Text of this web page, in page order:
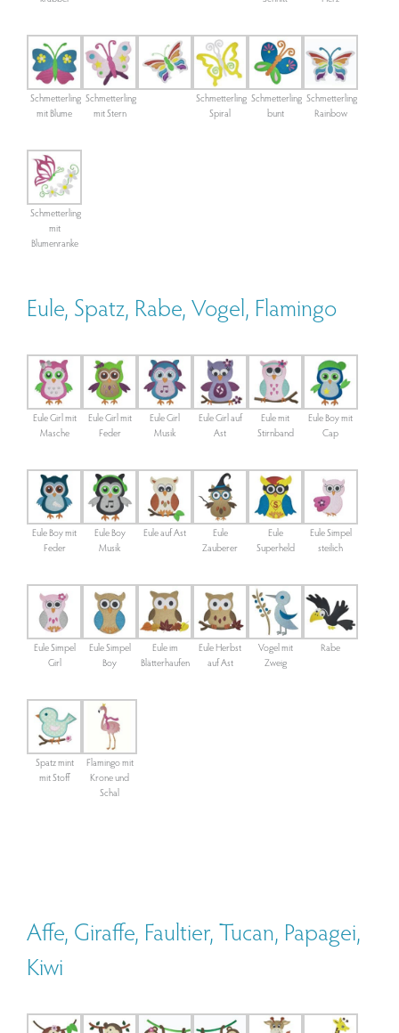
Schmetterling
mit Blume
Schmetterling
mit Stern
Schmetterling
Spiral
Schmetterling
bunt
Schmetterling
Rainbow
Schmetterling
mit
Blumenranke
Eule, Spatz, Rabe, Vogel, Flamingo
Eule Girl mit
Masche
Eule Girl mit
Feder
Eule Girl
Musik
Eule Girl auf
Ast
Eule mit
Stirnband
Eule Boy mit
Cap
Eule Boy mit
Feder
Eule Boy
Musik
Eule auf Ast
Eule
Zauberer
Eule
Superheld
Eule Simpel
steilich
Eule Simpel
Girl
Eule Simpel
Boy
Eule im
Blätterhaufen
Eule Herbst
auf Ast
Vogel mit
Zweig
Rabe
Spatz mint
mit Stoff
Flamingo mit
Krone und
Schal
Affe, Giraffe, Faultier, Tucan, Papagei,
Kiwi